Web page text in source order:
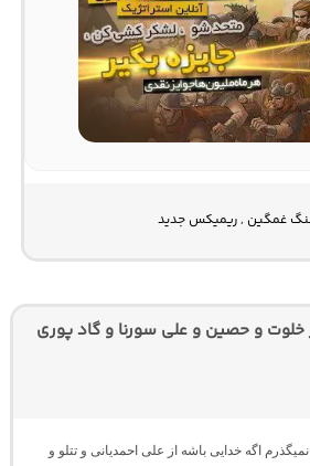
غمگین , ریمیکس جدید
خلوت و حصین و علی سورنا و گاد پوری
اگه خدایی باشه از علی احمدیانی و تتلو و